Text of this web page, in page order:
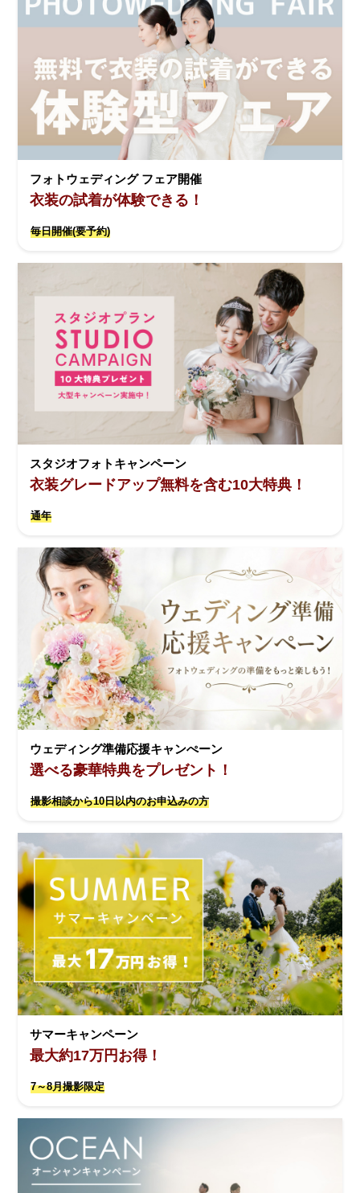
フォトウェディング フェア開催
衣装の試着が体験できる！
毎日開催(要予約)
スタジオフォトキャンペーン
衣装グレードアップ無料を含む10大特典！
通年
ウェディング準備応援キャンぺーン
選べる豪華特典をプレゼント！
撮影相談から10日以内のお申込みの方
サマーキャンペーン
最大約17万円お得！
7～8月撮影限定